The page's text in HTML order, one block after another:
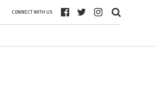
CONNECT WITH US